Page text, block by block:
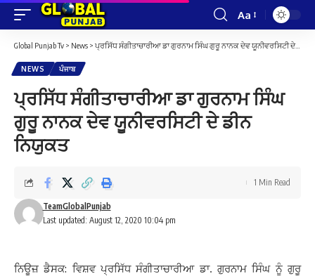
Font
Resizer
Aa
Global Punjab Tv > News > ਪ੍ਰਸਿੱਧ ਸੰਗੀਤਾਚਾਰੀਆ ਡਾ ਗੁਰਨਾਮ ਸਿੰਘ ਗੁਰੂ ਨਾਨਕ ਦੇਵ ਯੂਨੀਵਰਸਿਟੀ ਦੇ ਡੀਨ ਨਿਯੁਕਤ
NEWS ਪੰਜਾਬ
ਪ੍ਰਸਿੱਧ ਸੰਗੀਤਾਚਾਰੀਆ ਡਾ ਗੁਰਨਾਮ ਸਿੰਘ
ਗੁਰੂ ਨਾਨਕ ਦੇਵ ਯੂਨੀਵਰਸਿਟੀ ਦੇ ਡੀਨ
ਨਿਯੁਕਤ
Last updated: August 12, 2020 10:04 pm
TeamGlobalPunjab
1 Min Read
ਨਿਊਜ਼ ਡੈਸਕ: ਵਿਸ਼ਵ ਪ੍ਰਸਿੱਧ ਸੰਗੀਤਾਚਾਰੀਆ ਡਾ. ਗੁਰਨਾਮ ਸਿੰਘ ਨੂੰ ਗੁਰੂ